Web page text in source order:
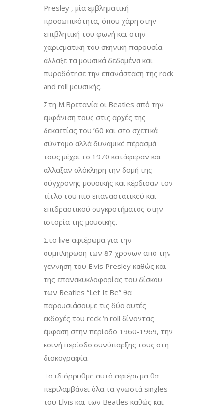
Presley , μία εμβληματική
προσωπικότητα, όπου χάρη στην
επιβλητική του φωνή και στην
χαρισματική του σκηνική παρουσία
άλλαξε τα μουσικά δεδομένα και
πυροδότησε την επανάσταση της rock
and roll μουσικής.
Στη Μ.Βρετανία οι Beatles από την
εμφάνιση τους στις αρχές της
δεκαετίας του ’60 και στο σχετικά
σύντομο αλλά δυναμικό πέρασμά
τους μέχρι το 1970 κατάφεραν και
άλλαξαν ολόκληρη την δομή της
σύγχρονης μουσικής και κέρδισαν τον
τίτλο του πιο επαναστατικού και
επιδραστικού συγκροτήματος στην
ιστορία της μουσικής.
Στο live αφιέρωμα για την
συμπληρωση των 87 χρονων από την
γεννηση του Elvis Presley καθώς και
της επανακυκλοφορίας του δίσκου
των Beatles “Let It Be” θα
παρουσιάσουμε τις δύο αυτές
εκδοχές του rock ‘n roll δίνοντας
έμφαση στην περίοδο 1960-1969, την
κοινή περίοδο συνύπαρξης τους στη
δισκογραφία.
Το ιδιόρρυθμο αυτό αφιέρωμα θα
περιλαμβάνει όλα τα γνωστά singles
του Elvis και των Beatles καθώς και